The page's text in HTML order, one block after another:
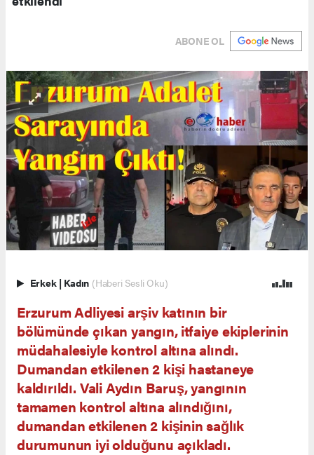
ABONE OL
Erkek | Kadın (Haberi Sesli Oku)
Erzurum Adliyesi arşiv katının bir
bölümünde çıkan yangın, itfaiye ekiplerinin
müdahalesiyle kontrol altına alındı.
Dumandan etkilenen 2 kişi hastaneye
kaldırıldı. Vali Aydın Baruş, yangının
tamamen kontrol altına alındığını,
dumandan etkilenen 2 kişinin sağlık
durumunun iyi olduğunu açıkladı.